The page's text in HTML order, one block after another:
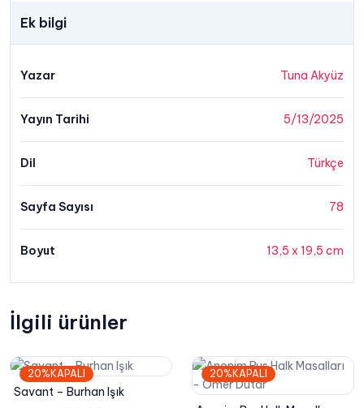
Ek bilgi
Yazar Tuna Akyüz
Yayın Tarihi 5/13/2025
Dil Türkçe
Sayfa Sayısı 78
Boyut 13,5 x 19,5 cm
İlgili ürünler
20%KAPALI
Savant – Burhan Işık
20%KAPALI